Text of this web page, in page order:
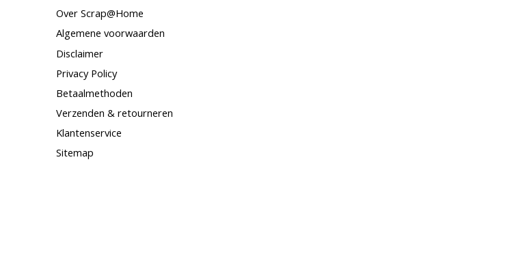
Over Scrap@Home
Algemene voorwaarden
Disclaimer
Privacy Policy
Betaalmethoden
Verzenden & retourneren
Klantenservice
Sitemap